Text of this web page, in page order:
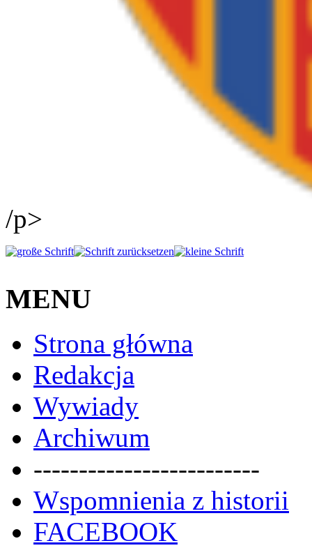
/p>
MENU
Strona główna
Redakcja
Wywiady
Archiwum
-------------------------
Wspomnienia z historii
FACEBOOK